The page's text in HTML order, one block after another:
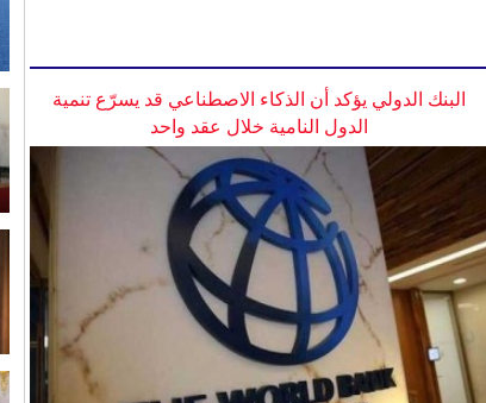
البنك الدولي يؤكد أن الذكاء الاصطناعي قد يسرّع تنمية
الدول النامية خلال عقد واحد